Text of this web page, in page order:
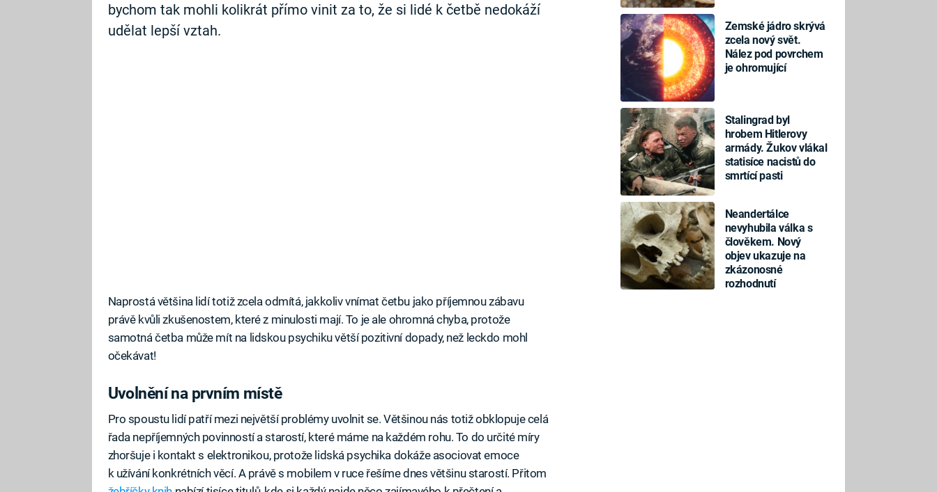
Zemské jádro skrývá
zcela nový svět.
Nález pod povrchem
je ohromující
Stalingrad byl
hrobem Hitlerovy
armády. Žukov vlákal
statisíce nacistů do
smrtící pasti
Neandertálce
nevyhubila válka s
člověkem. Nový
objev ukazuje na
zkázonosné
rozhodnutí
bychom tak mohli kolikrát přímo vinit za to, že si lidé k četbě nedokáží
udělat lepší vztah.
Naprostá většina lidí totiž zcela odmítá, jakkoliv vnímat četbu jako příjemnou zábavu
právě kvůli zkušenostem, které z minulosti mají. To je ale ohromná chyba, protože
samotná četba může mít na lidskou psychiku větší pozitivní dopady, než leckdo mohl
očekávat!
Uvolnění na prvním místě
Pro spoustu lidí patří mezi největší problémy uvolnit se. Většinou nás totiž obklopuje celá
řada nepříjemných povinností a starostí, které máme na každém rohu. To do určité míry
zhoršuje i kontakt s elektronikou, protože lidská psychika dokáže asociovat emoce
k užívání konkrétních věcí. A právě s mobilem v ruce řešíme dnes většinu starostí. Přitom